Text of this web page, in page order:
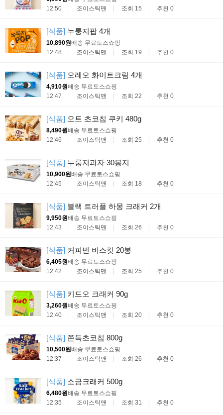
12:50
조이스틱맨 조회 15 추천 0
[식품] 누룽지팝 4개
10,890원배송 무료토스쇼핑
12:48
조이스틱맨 조회 19 추천 0
[식품] 오레오 화이트크림 4개
4,910원배송 무료토스쇼핑
12:47
조이스틱맨 조회 22 추천 0
[식품] 오트 초코칩 쿠키 480g
8,490원배송 무료토스쇼핑
12:46
조이스틱맨 조회 25 추천 0
[식품] 누룽지과자 30봉지
10,900원배송 무료토스쇼핑
12:45
조이스틱맨 조회 18 추천 0
[식품] 블랙 트러플 하몽 크래커 2개
9,950원배송 무료토스쇼핑
12:43
조이스틱맨 조회 26 추천 0
[식품] 커피빈 비스킷 20봉
6,405원배송 무료토스쇼핑
12:42
조이스틱맨 조회 25 추천 0
[식품] 키드오 크래커 90g
3,260원배송 무료토스쇼핑
12:40
조이스틱맨 조회 20 추천 0
[식품] 쫀득초코칩 800g
10,500원배송 무료토스쇼핑
12:37
조이스틱맨 조회 26 추천 0
[식품] 소금크래커 500g
6,480원배송 무료토스쇼핑
12:35
조이스틱맨 조회 31 추천 0